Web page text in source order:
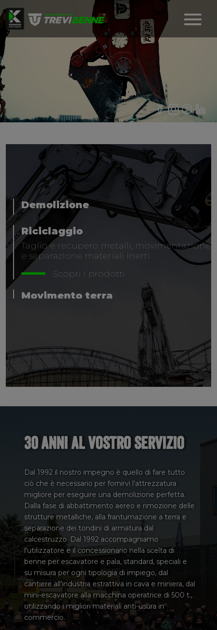
Demolizione
Riciclaggio
Movimento terra
Oltre 6.000 benne da scavo e carico
Scopri i prodotti
30 anni al vostro servizio
Dal 1992 il nostro impegno è quello di fare tutto
ciò che è necessario per fornirvi l'attrezzatura
migliore per eseguire una demolizione perfetta.
Dalla fase di abbattimento aereo e rimozione delle
strutture metalliche, alla frantumazione a terra e
separazione dei tondini di armatura dal
calcestruzzo. Dal 1992 accompagniamo
l'utilizzatore e il concessionario nella scelta di
benne per escavatore e pala, standard, speciali e
su misura per ogni tipologia di impiego, dal
cantiere all'industria estrattiva in cava e miniera, dal
mini-escavatore alla macchina operatrice di 500 t.,
utilizzando i migliori materiali anti-usura in
commercio.